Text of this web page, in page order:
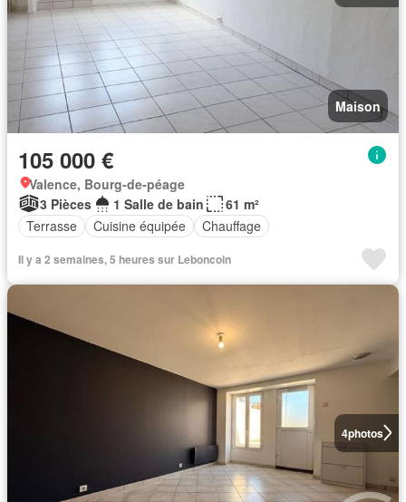
Maison
105 000 €
Valence, Bourg-de-péage
3 Pièces
1 Salle de bain
61 m²
Terrasse
Cuisine équipée Chauffage
Il y a 2 semaines, 5 heures sur Leboncoin
4photos